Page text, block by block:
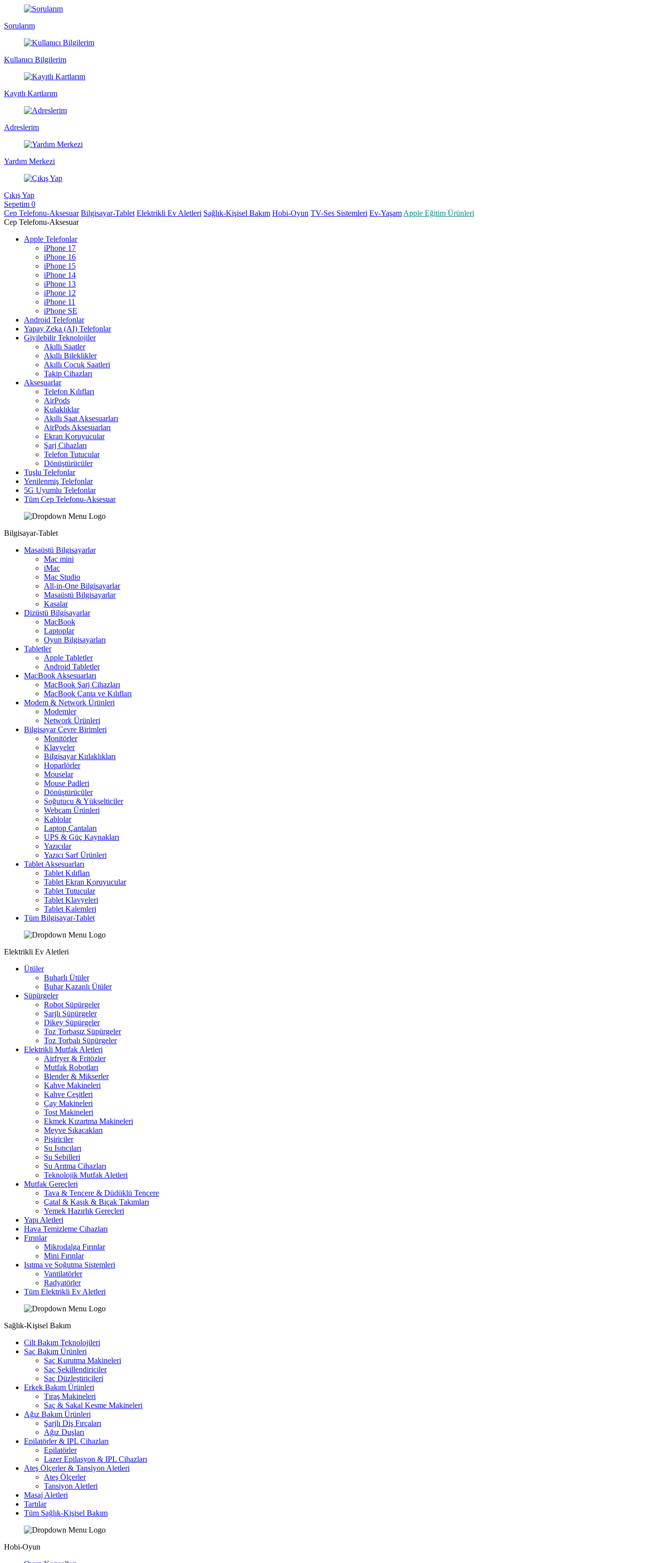
Sorularım
Kullanıcı Bilgilerim
Kayıtlı Kartlarım
Adreslerim
Yardım Merkezi
Çıkış Yap
Sepetim 0
Cep Telefonu-Aksesuar Bilgisayar-Tablet Elektrikli Ev Aletleri Sağlık-Kişisel Bakım Hobi-Oyun TV-Ses Sistemleri Ev-Yaşam Apple Eğitim Ürünleri
Cep Telefonu-Aksesuar
Apple Telefonlar
iPhone 17
iPhone 16
iPhone 15
iPhone 14
iPhone 13
iPhone 12
iPhone 11
iPhone SE
Android Telefonlar
Yapay Zeka (AI) Telefonlar
Giyilebilir Teknolojiler
Akıllı Saatler
Akıllı Bileklikler
Akıllı Çocuk Saatleri
Takip Cihazları
Aksesuarlar
Telefon Kılıfları
AirPods
Kulaklıklar
Akıllı Saat Aksesuarları
AirPods Aksesuarları
Ekran Koruyucular
Şarj Cihazları
Telefon Tutucular
Dönüştürücüler
Tuşlu Telefonlar
Yenilenmiş Telefonlar
5G Uyumlu Telefonlar
Tüm Cep Telefonu-Aksesuar
Bilgisayar-Tablet
Masaüstü Bilgisayarlar
Mac mini
iMac
Mac Studio
All-in-One Bilgisayarlar
Masaüstü Bilgisayarlar
Kasalar
Dizüstü Bilgisayarlar
MacBook
Laptoplar
Oyun Bilgisayarları
Tabletler
Apple Tabletler
Android Tabletler
MacBook Aksesuarları
MacBook Şarj Cihazları
MacBook Çanta ve Kılıfları
Modem & Network Ürünleri
Modemler
Network Ürünleri
Bilgisayar Çevre Birimleri
Monitörler
Klavyeler
BiIgisayar Kulaklıkları
Hoparlörler
Mouselar
Mouse Padleri
Dönüştürücüler
Soğutucu & Yükselticiler
Webcam Ürünleri
Kablolar
Laptop Çantaları
UPS & Güç Kaynakları
Yazıcılar
Yazıcı Sarf Ürünleri
Tablet Aksesuarları
Tablet Kılıfları
Tablet Ekran Koruyucular
Tablet Tutucular
Tablet Klavyeleri
Tablet Kalemleri
Tüm Bilgisayar-Tablet
Elektrikli Ev Aletleri
Ütüler
Buharlı Ütüler
Buhar Kazanlı Ütüler
Süpürgeler
Robot Süpürgeler
Şarjlı Süpürgeler
Dikey Süpürgeler
Toz Torbasız Süpürgeler
Toz Torbalı Süpürgeler
Elektrikli Mutfak Aletleri
Airfryer & Fritözler
Mutfak Robotları
Blender & Mikserler
Kahve Makineleri
Kahve Çeşitleri
Çay Makineleri
Tost Makineleri
Ekmek Kızartma Makineleri
Meyve Sıkacakları
Pişiriciler
Su Isıtıcıları
Su Sebilleri
Su Arıtma Cihazları
Teknolojik Mutfak Aletleri
Mutfak Gereçleri
Tava & Tencere & Düdüklü Tencere
Çatal & Kaşık & Bıçak Takımları
Yemek Hazırlık Gereçleri
Yapı Aletleri
Hava Temizleme Cihazları
Fırınlar
Mikrodalga Fırınlar
Mini Fırınlar
Isıtma ve Soğutma Sistemleri
Vantilatörler
Radyatörler
Tüm Elektrikli Ev Aletleri
Sağlık-Kişisel Bakım
Cilt Bakım Teknolojileri
Saç Bakım Ürünleri
Saç Kurutma Makineleri
Saç Şekillendiriciler
Saç Düzleştiricileri
Erkek Bakım Ürünleri
Tıraş Makineleri
Saç & Sakal Kesme Makineleri
Ağız Bakım Ürünleri
Şarjlı Diş Fırçaları
Ağız Duşları
Epilatörler & IPL Cihazları
Epilatörler
Lazer Epilasyon & IPL Cihazları
Ateş Ölçerler & Tansiyon Aletleri
Ateş Ölçerler
Tansiyon Aletleri
Masaj Aletleri
Tartılar
Tüm Sağlık-Kişisel Bakım
Hobi-Oyun